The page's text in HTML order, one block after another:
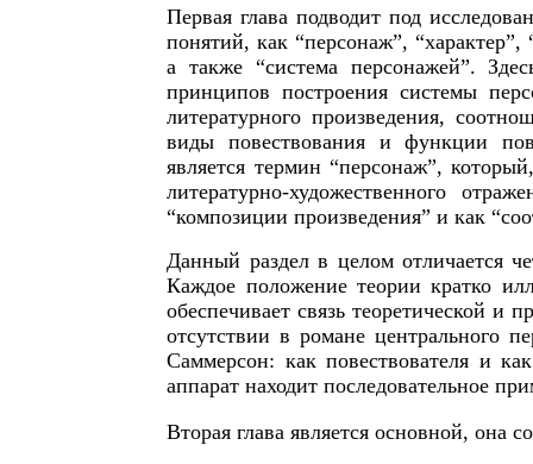
Первая глава подводит под
понятий, как “персонаж”, “характер”,
а также “система персонажей”.
принципов построения системы
литературного произведения,
виды повествования и функции
является термин “персонаж”,
литературно-художественного
“композиции произведения” и как
Данный раздел в целом отличается
Каждое положение теории кратко
обеспечивает связь теоретической и
отсутствии в романе центрального
Саммерсон: как повествователя и
аппарат находит последовательное
Вторая глава является основной, она